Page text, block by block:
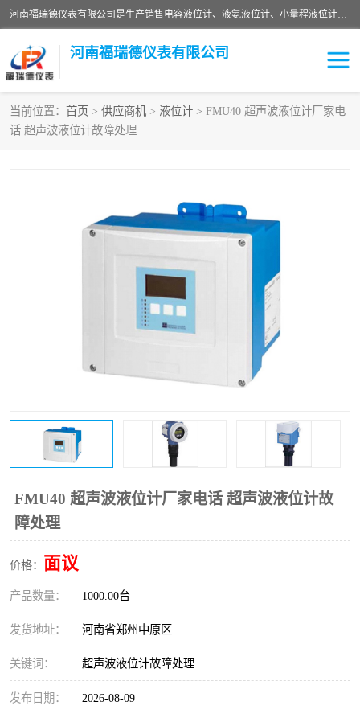
河南福瑞德仪表有限公司是生产销售电容液位计、液氨液位计、小量程液位计定制、智能锅炉水位计、液氮液位计等；并在产品开发、研制的过程中，吸取国内外仪器仪表的技术精华，建立了一支高、精、尖的科研开发队伍，使产品性能不断升级。
河南福瑞德仪表有限公司
当前位置： 首页 > 供应商机 > 液位计 > FMU40 超声波液位计厂家电
话 超声波液位计故障处理
FMU40 超声波液位计厂家电话 超声波液位计故
障处理
价格： 面议
产品数量： 1000.00台
发货地址： 河南省郑州中原区
关键词： 超声波液位计故障处理
发布日期： 2026-08-09
液位计
液氮液位计
温度变送器 锅炉水位计
流量仪表